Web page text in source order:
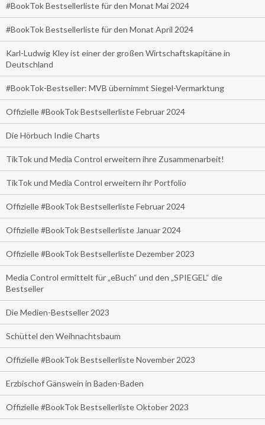
#BookTok Bestsellerliste für den Monat Mai 2024
#BookTok Bestsellerliste für den Monat April 2024
Karl-Ludwig Kley ist einer der großen Wirtschaftskapitäne in
Deutschland
#BookTok-Bestseller: MVB übernimmt Siegel-Vermarktung
Offizielle #BookTok Bestsellerliste Februar 2024
Die Hörbuch Indie Charts
TikTok und Media Control erweitern ihre Zusammenarbeit!
TikTok und Media Control erweitern ihr Portfolio
Offizielle #BookTok Bestsellerliste Februar 2024
Offizielle #BookTok Bestsellerliste Januar 2024
Offizielle #BookTok Bestsellerliste Dezember 2023
Media Control ermittelt für „eBuch“ und den „SPIEGEL“ die
Bestseller
Die Medien-Bestseller 2023
Schüttel den Weihnachtsbaum
Offizielle #BookTok Bestsellerliste November 2023
Erzbischof Gänswein in Baden-Baden
Offizielle #BookTok Bestsellerliste Oktober 2023